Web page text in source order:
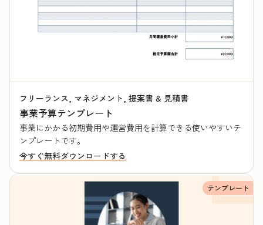
フリーランス, マネジメント, 提案書 & 見積書
事業予算テンプレート
事業にかかる初期費用や運営費用を計算できる使いやすいテ
ンプレートです。
今すぐ無料ダウンロードする
テンプレート